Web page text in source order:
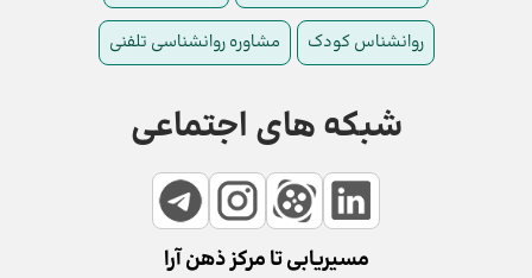
روانشناس کودک مشاوره روانشناسی تلفنی
شبکه های اجتماعی
مسیریابی تا مرکز ذهن آرا